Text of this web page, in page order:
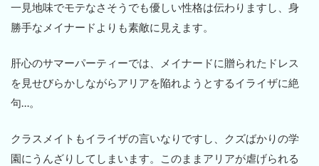
一見地味でモテなさそうでも優しい性格は伝わりますし、身
勝手なメイナードよりも素敵に見えます。
肝心のサマーパーティーでは、メイナードに贈られたドレス
を見せびらかしながらアリアを陥れようとするイライザに絶
句…。
クラスメイトもイライザの言いなりですし、クズばかりの学
園にうんざりしてしまいます。このままアリアが虐げられる